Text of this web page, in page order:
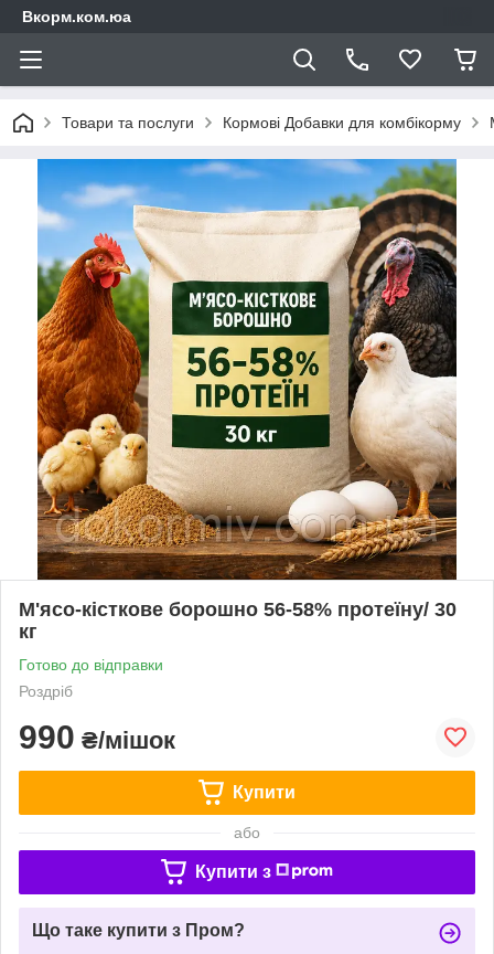
Вкорм.ком.юа
Товари та послуги Кормові Добавки для комбікорму
М'ясо-кісткове борошно 56-58% протеїну/ 30
кг
Готово до відправки
Роздріб
990 ₴/мішок
Купити
або
Купити з
Що таке купити з Пром?